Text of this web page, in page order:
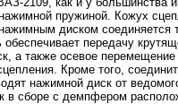
пружиной. Кожух
диском соединяется
обеспечивает передачу
а также осевое
Кроме того,
нажимной диск от
в сборе с демпфером